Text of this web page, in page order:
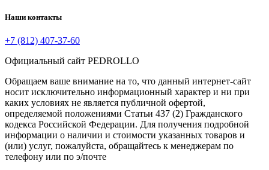
Наши контакты
+7 (812) 407-37-60
Официальный сайт PEDROLLO
Обращаем ваше внимание на то, что данный интернет-сайт
носит исключительно информационный характер и ни при
каких условиях не является публичной офертой,
определяемой положениями Статьи 437 (2) Гражданского
кодекса Российской Федерации. Для получения подробной
информации о наличии и стоимости указанных товаров и
(или) услуг, пожалуйста, обращайтесь к менеджерам по
телефону или по э/почте